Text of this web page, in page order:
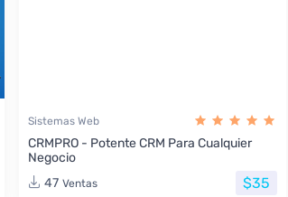
Sistemas Web
CRMPRO - Potente CRM Para Cualquier
Negocio
47 Ventas $35